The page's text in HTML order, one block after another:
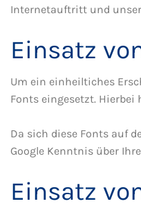
Internetauftritt und
Einsatz
Um ein einheiltiches
Fonts eingesetzt. Hierbei
Da sich diese Fonts auf
Google Kenntnis über
Einsatz